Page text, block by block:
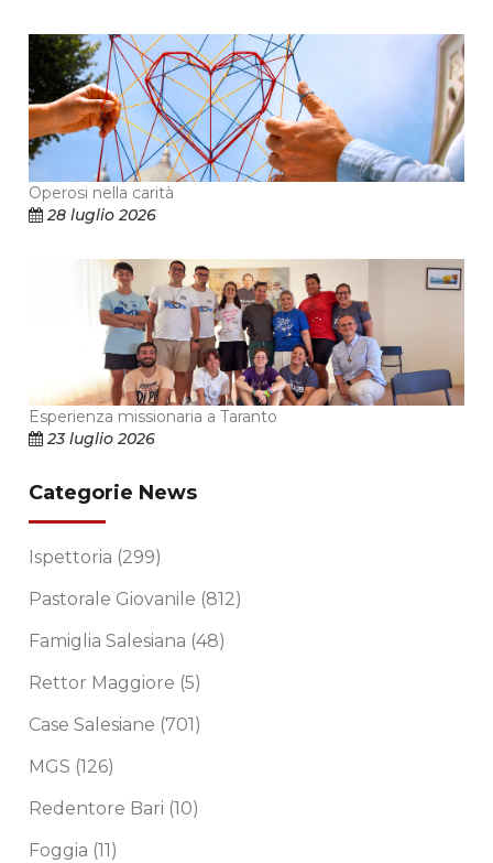
Operosi nella carità
28 luglio 2026
Esperienza missionaria a Taranto
23 luglio 2026
Categorie News
Ispettoria (299)
Pastorale Giovanile (812)
Famiglia Salesiana (48)
Rettor Maggiore (5)
Case Salesiane (701)
MGS (126)
Redentore Bari (10)
Foggia (11)